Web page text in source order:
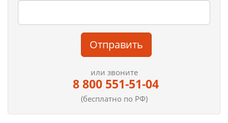
Отправить
или звоните
8 800 551-51-04
(бесплатно по РФ)